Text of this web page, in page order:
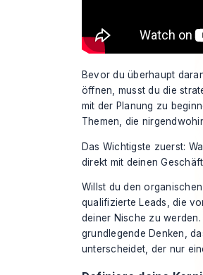
Bevor du überhaupt
öffnen, musst du die
mit der Planung zu
Themen, die
Das Wichtigste zuerst:
direkt mit deinen
Willst du den
qualifizierte Leads, die
deiner Nische zu
grundlegende Denken,
unterscheidet, der nur